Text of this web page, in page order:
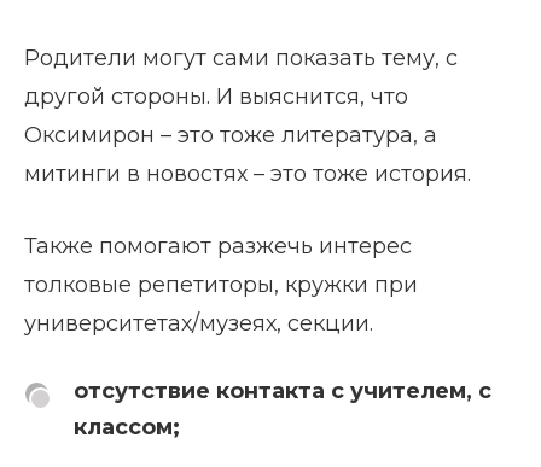
Родители могут сами показать тему, с
другой стороны. И выяснится, что
Оксимирон – это тоже литература, а
митинги в новостях – это тоже история.
Также помогают разжечь интерес
толковые репетиторы, кружки при
университетах/музеях, секции.
отсутствие контакта с учителем, с
классом;